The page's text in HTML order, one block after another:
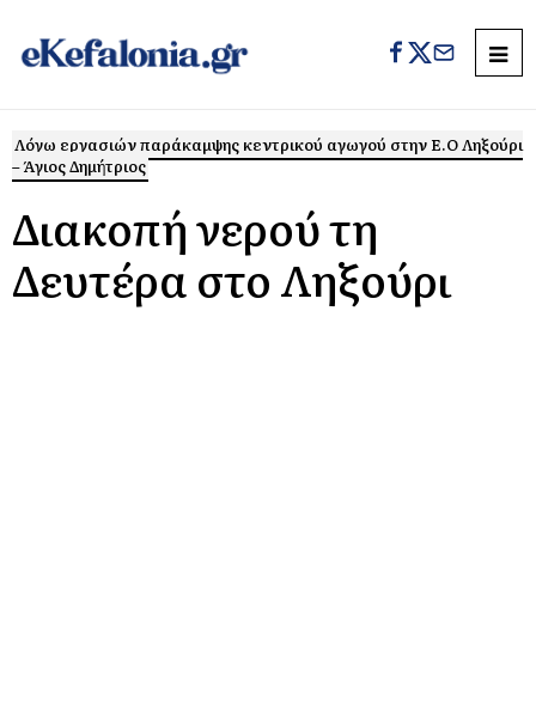
Λόγω εργασιών παράκαμψης κεντρικού αγωγού στην Ε.Ο Ληξούρι
– Άγιος Δημήτριος
Διακοπή νερού τη
Δευτέρα στο Ληξούρι